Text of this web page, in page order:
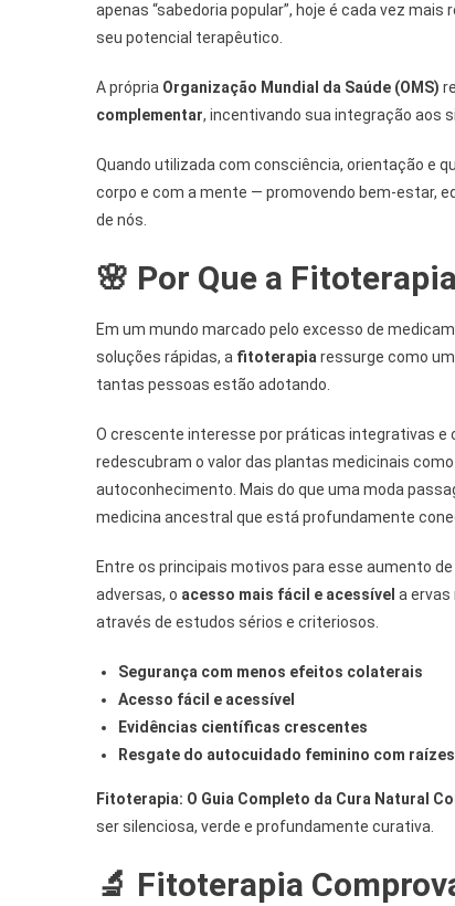
apenas “sabedoria popular”, hoje é cada vez
seu potencial terapêutico.
A própria Organização Mundial da Saúde (OMS)
complementar, incentivando sua integração aos
Quando utilizada com consciência, orientação e
corpo e com a mente — promovendo bem-estar,
de nós.
🌸 Por Que a
Em um mundo marcado pelo excesso de
soluções rápidas, a fitoterapiaressurge como
tantas pessoas estão adotando.
O crescente interesse por práticas integrativas
redescubram o valor das plantas medicinais
autoconhecimento. Mais do que uma moda
medicina ancestral que está profundamente
Entre os principais motivos para esse aumento
adversas, o acesso mais fácil e acessível a ervas
através de estudos sérios e criteriosos.
Segurança com menos efeitos colaterais
Acesso fácil e acessível
Evidências científicas crescentes
Resgate do autocuidado feminino com
Fitoterapia: O Guia Completo da Cura Natural
ser silenciosa, verde e profundamente curativa.
🔬 Fitoterapia